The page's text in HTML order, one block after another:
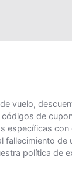
vuelo,
de
específicas
de
política de